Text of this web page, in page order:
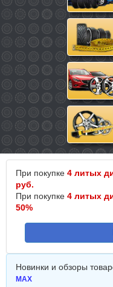
При покупке 4 литых
руб.
При покупке 4 литых
50%
Новинки и обзоры
MAX